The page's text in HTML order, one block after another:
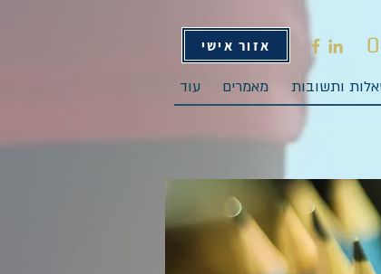
אזור אישי
ותשובות מאמרים עוד